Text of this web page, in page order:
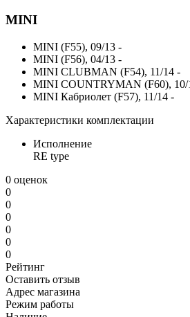
MINI
MINI (F55), 09/13 -
MINI (F56), 04/13 -
MINI CLUBMAN (F54), 11/14 -
MINI COUNTRYMAN (F60), 10/
MINI Кабриолет (F57), 11/14 -
Характеристики комплектации
Исполнение
RE type
0 оценок
0
0
0
0
0
0
Рейтинг
Оставить отзыв
Адрес магазина
Режим работы